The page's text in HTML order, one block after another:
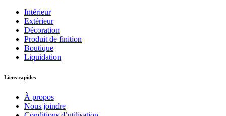
Intérieur
Extérieur
Décoration
Produit de finition
Boutique
Liquidation
Liens rapides
À propos
Nous joindre